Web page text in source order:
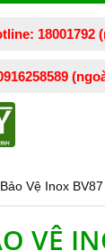
18001792
Vệ Inox BV87
VỆ